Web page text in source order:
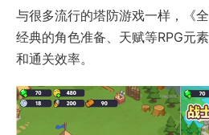
与很多流行的塔防游戏一样，《
经典的角色准备、天赋等RPG元
和通关效率。